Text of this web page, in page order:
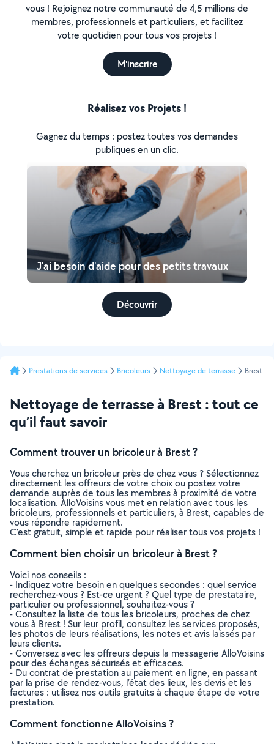
vous ! Rejoignez notre communauté de 4,5 millions de
membres, professionnels et particuliers, et facilitez
votre quotidien pour tous vos projets !
M'inscrire
Réalisez vos Projets !
Gagnez du temps : postez toutes vos demandes
publiques en un clic.
J'ai besoin d'aide pour des petits travaux
Découvrir
Prestations de services Bricoleurs Nettoyage de terrasse Brest
Nettoyage de terrasse à Brest : tout ce
qu’il faut savoir
Comment trouver un bricoleur à Brest ?
Vous cherchez un bricoleur près de chez vous ? Sélectionnez
directement les offreurs de votre choix ou postez votre
demande auprès de tous les membres à proximité de votre
localisation. AlloVoisins vous met en relation avec tous les
bricoleurs, professionnels et particuliers, à Brest, capables de
vous répondre rapidement.
C’est gratuit, simple et rapide pour réaliser tous vos projets !
Comment bien choisir un bricoleur à Brest ?
Voici nos conseils :
- Indiquez votre besoin en quelques secondes : quel service
recherchez-vous ? Est-ce urgent ? Quel type de prestataire,
particulier ou professionnel, souhaitez-vous ?
- Consultez la liste de tous les bricoleurs, proches de chez
vous à Brest ! Sur leur profil, consultez les services proposés,
les photos de leurs réalisations, les notes et avis laissés par
leurs clients.
- Conversez avec les offreurs depuis la messagerie AlloVoisins
pour des échanges sécurisés et efficaces.
- Du contrat de prestation au paiement en ligne, en passant
par la prise de rendez-vous, l’état des lieux, les devis et les
factures : utilisez nos outils gratuits à chaque étape de votre
prestation.
Comment fonctionne AlloVoisins ?